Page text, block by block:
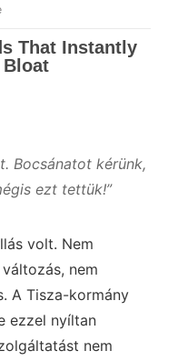
Bocsánatot kérünk,
ezt tettük!”
volt. Nem
nem
A Tisza-kormány
ezzel nyíltan
nem